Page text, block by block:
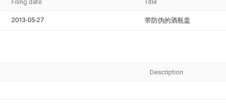
Filing date Title
2013-05-27 带防伪的酒瓶盖
Description